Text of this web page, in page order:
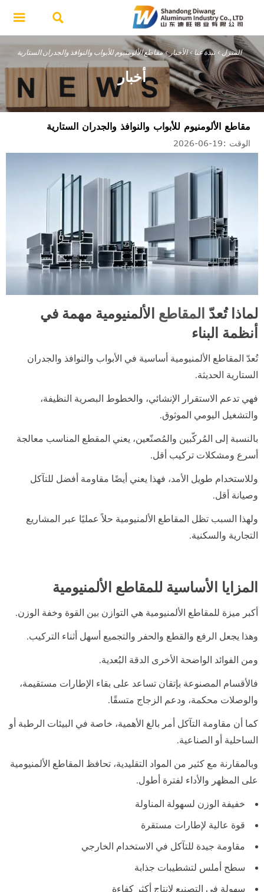


المنزل>نبذة عنا>الأخبار>مقاطع الألومنيوم للأبواب والنوافذ والجدران الستارية
أخبار
مقاطع الألومنيوم للأبواب والنوافذ والجدران الستارية
الوقت :19-06-2026
لماذا تُعدّ المقاطع الألمنيومية مهمة في
أنظمة البناء
تُعدّ المقاطع الألمنيومية أساسية في الأبواب والنوافذ والجدران
الستارية الحديثة.
فهي تدعم الاستقرار الإنشائي، والخطوط البصرية النظيفة،
والتشغيل اليومي الموثوق.
بالنسبة إلى المُركّبين والمُصنّعين، يعني المقطع المناسب معالجة
أسرع ومشكلات تركيب أقل.
وللاستخدام طويل الأمد، فهذا يعني أيضًا مقاومة أفضل للتآكل
وصيانة أقل.
ولهذا السبب تظل المقاطع الألمنيومية حلاً عمليًا عبر المشاريع
التجارية والسكنية.
المزايا الأساسية للمقاطع الألمنيومية
أكبر ميزة للمقاطع الألمنيومية هي التوازن بين القوة وخفة الوزن.
وهذا يجعل الرفع والقطع والحفر والتجميع أسهل أثناء التركيب.
ومن الفوائد الواضحة الأخرى الدقة البُعدية.
فالأقسام المصنوعة بإتقان تساعد على بقاء الإطارات مستقيمة،
والوصلات محكمة، ودعم الزجاج متسقًا.
كما أن مقاومة التآكل أمر بالغ الأهمية، خاصة في البيئات الرطبة أو
الساحلية أو الصناعية.
وبالمقارنة مع كثير من المواد التقليدية، تحافظ المقاطع الألمنيومية
على المظهر والأداء لفترة أطول.
خفيفة الوزن لسهولة المناولة
قوة عالية لإطارات مستقرة
مقاومة جيدة للتآكل في الاستخدام الخارجي
سطح أملس لتشطيبات جذابة
سهولة في التصنيع لإنتاج أكثر كفاءة